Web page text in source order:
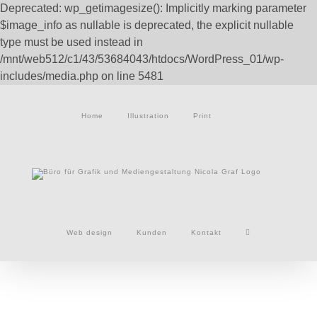
Deprecated: wp_getimagesize(): Implicitly marking parameter
$image_info as nullable is deprecated, the explicit nullable
type must be used instead in
/mnt/web512/c1/43/53684043/htdocs/WordPress_01/wp-
includes/media.php on line 5481
Home Illustration Print
Web design Kunden Kontakt